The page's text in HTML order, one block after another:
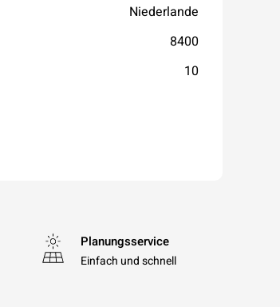
Niederlande
8400
10
Planungsservice
Einfach und schnell